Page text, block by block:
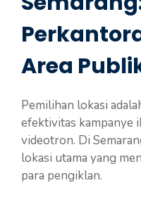
Area
Pemilihan lokasi
efektivitas kampanye
videotron. Di
lokasi utama yang
para pengiklan.